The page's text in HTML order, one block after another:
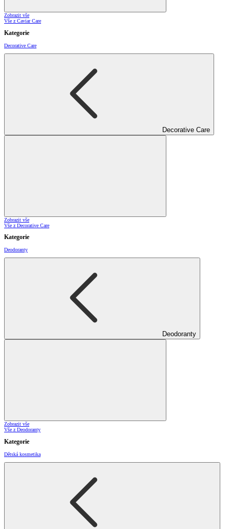
Zobrazit vše
Vše z Caviar Care
Kategorie
Decorative Care
Decorative Care
Zobrazit vše
Vše z Decorative Care
Kategorie
Deodoranty
Deodoranty
Zobrazit vše
Vše z Deodoranty
Kategorie
Dětská kosmetika